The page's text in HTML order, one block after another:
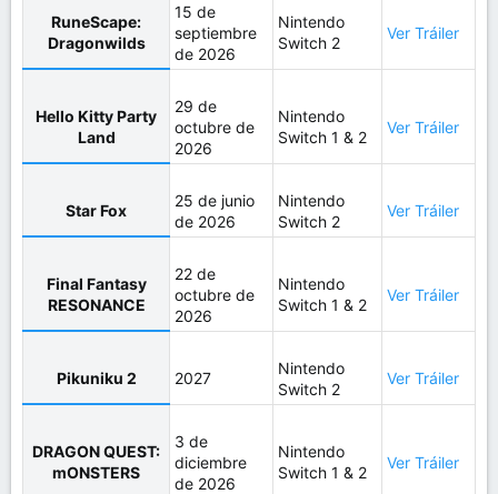
RuneScape:
Dragonwilds
15 de
septiembre
de 2026
Nintendo
Switch 2
Ver Tráiler
Hello Kitty Party
Land
29 de
octubre de
2026
Nintendo
Switch 1 & 2
Ver Tráiler
Star Fox
25 de junio
de 2026
Nintendo
Switch 2
Ver Tráiler
Final Fantasy
RESONANCE
22 de
octubre de
2026
Nintendo
Switch 1 & 2
Ver Tráiler
Pikuniku 2 2027
Nintendo
Switch 2
Ver Tráiler
DRAGON QUEST:
mONSTERS
3 de
diciembre
de 2026
Nintendo
Switch 1 & 2
Ver Tráiler